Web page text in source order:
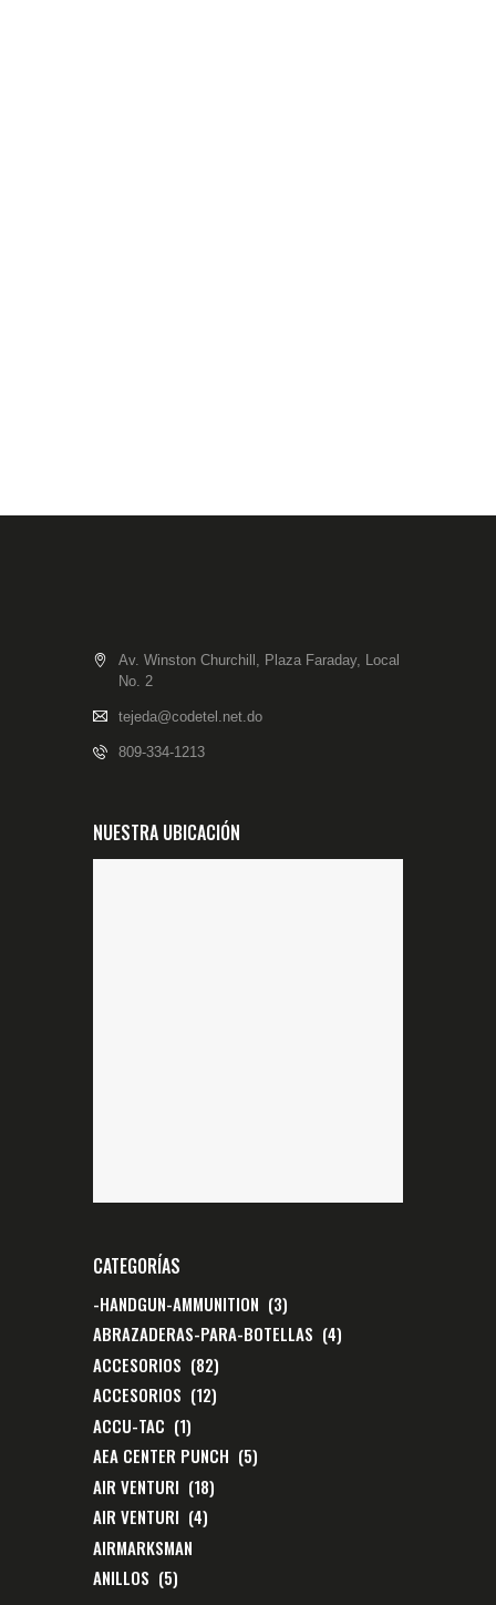
Av. Winston Churchill, Plaza Faraday, Local
No. 2
tejeda@codetel.net.do
809-334-1213
NUESTRA UBICACIÓN
CATEGORÍAS
-HANDGUN-AMMUNITION (3)
ABRAZADERAS-PARA-BOTELLAS (4)
ACCESORIOS (82)
ACCESORIOS (12)
ACCU-TAC (1)
AEA CENTER PUNCH (5)
AIR VENTURI (18)
AIR VENTURI (4)
AIRMARKSMAN
ANILLOS (5)